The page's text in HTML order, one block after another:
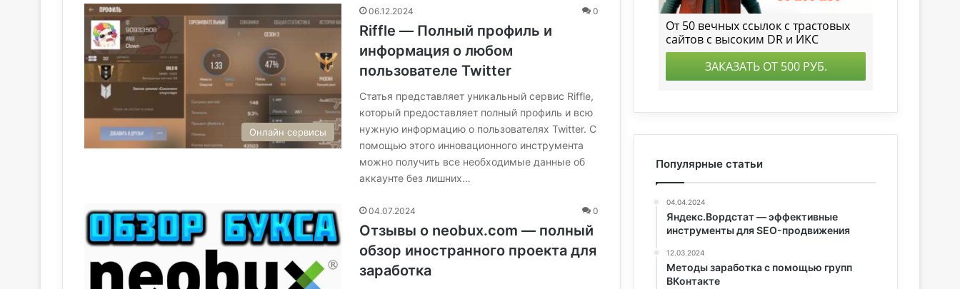
Онлайн сервисы
06.12.2024 0
Riffle — Полный профиль и
информация о любом
пользователе Twitter
Статья представляет уникальный сервис Riffle,
который предоставляет полный профиль и всю
нужную информацию о пользователях Twitter. С
помощью этого инновационного инструмента
можно получить все необходимые данные об
аккаунте без лишних…
04.07.2024 0
Отзывы о neobux.com — полный
обзор иностранного проекта для
заработка
Популярные статьи
04.04.2024
Яндекс.Вордстат — эффективные
инструменты для SEO-продвижения
12.03.2024
Методы заработка с помощью групп
ВКонтакте